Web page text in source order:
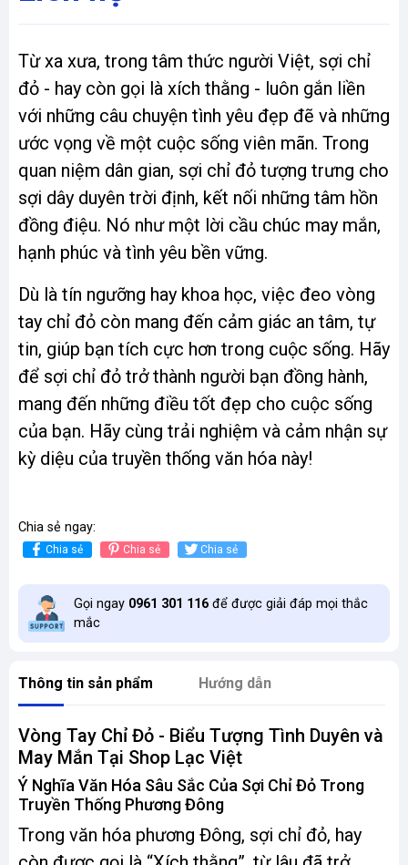
Từ xa xưa, trong tâm thức người Việt, sợi chỉ
đỏ - hay còn gọi là xích thằng - luôn gắn liền
với những câu chuyện tình yêu đẹp đẽ và những
ước vọng về một cuộc sống viên mãn. Trong
quan niệm dân gian, sợi chỉ đỏ tượng trưng cho
sợi dây duyên trời định, kết nối những tâm hồn
đồng điệu. Nó như một lời cầu chúc may mắn,
hạnh phúc và tình yêu bền vững.
Dù là tín ngưỡng hay khoa học, việc đeo vòng
tay chỉ đỏ còn mang đến cảm giác an tâm, tự
tin, giúp bạn tích cực hơn trong cuộc sống. Hãy
để sợi chỉ đỏ trở thành người bạn đồng hành,
mang đến những điều tốt đẹp cho cuộc sống
của bạn. Hãy cùng trải nghiệm và cảm nhận sự
kỳ diệu của truyền thống văn hóa này!
Chia sẻ ngay:
Chia sẻ Chia sẻ Chia sẻ
Gọi ngay 0961 301 116 để được giải đáp mọi thắc
mắc
Thông tin sản phẩm Hướng dẫn
Vòng Tay Chỉ Đỏ - Biểu Tượng Tình Duyên và
May Mắn Tại Shop Lạc Việt
Ý Nghĩa Văn Hóa Sâu Sắc Của Sợi Chỉ Đỏ Trong
Truyền Thống Phương Đông
Trong văn hóa phương Đông, sợi chỉ đỏ, hay